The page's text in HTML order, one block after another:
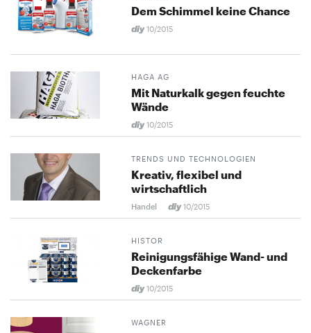
Dem Schimmel keine Chance
10/2015
HAGA AG
Mit Naturkalk gegen feuchte
Wände
10/2015
TRENDS UND TECHNOLOGIEN
Kreativ, flexibel und
wirtschaftlich
Handel 10/2015
HISTOR
Reinigungsfähige Wand- und
Deckenfarbe
10/2015
WAGNER